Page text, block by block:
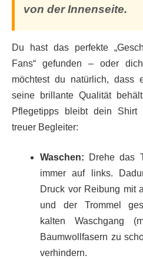
von der Innenseite.
Du hast das perfekte
Fans“ gefunden – oder
möchtest du natürlich, dass
seine brillante Qualität
Pflegetipps bleibt dein
treuer Begleiter:
Waschen: Drehe das
immer auf links.
Druck vor Reibung mit
und der Trommel
kalten Waschgang
Baumwollfasern zu
verhindern.